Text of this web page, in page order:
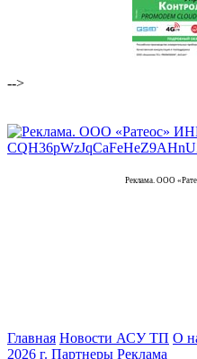
-->
Реклама. ООО
Главная Новости АСУ ТП О
2026 г. Партнеры Реклама